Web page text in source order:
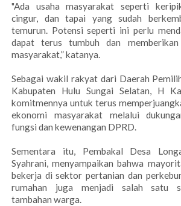
"Ada usaha masyarakat seperti
cingur, dan tapai yang sudah
temurun. Potensi seperti ini perlu
dapat terus tumbuh dan
masyarakat,” katanya.
Sebagai wakil rakyat dari Daerah
Kabupaten Hulu Sungai Selatan, H
komitmennya untuk terus
ekonomi masyarakat melalui
fungsi dan kewenangan DPRD.
Sementara itu, Pembakal Desa
Syahrani, menyampaikan bahwa
bekerja di sektor pertanian dan
rumahan juga menjadi salah satu
tambahan warga.